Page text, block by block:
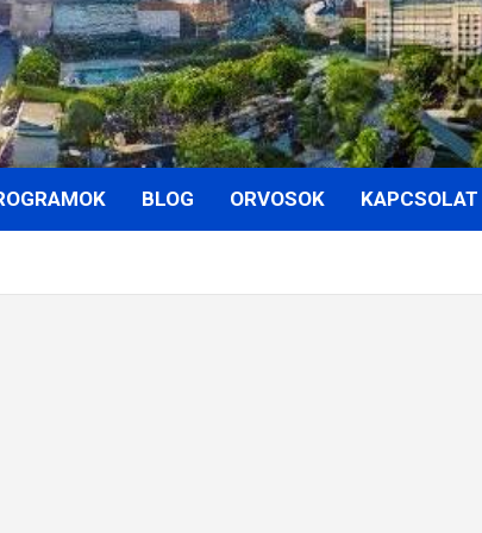
BLOG ORVOSOK KAPCSOLAT